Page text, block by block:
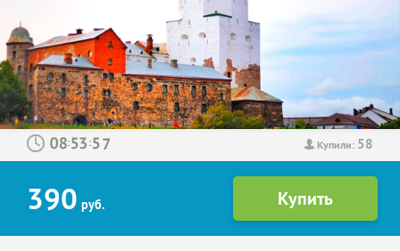
Купили: 58
: :
390 руб.